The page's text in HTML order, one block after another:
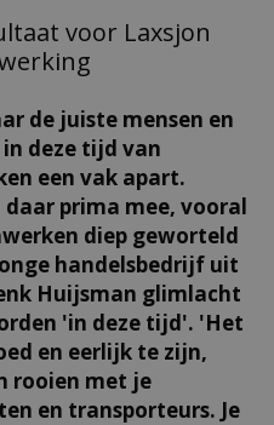
voor Laxsjon
de juiste mensen en
deze tijd van
een vak apart.
daar prima mee, vooral
diep geworteld
handelsbedrijf uit
Huijsman glimlacht
'in deze tijd'. 'Het
en eerlijk te zijn,
rooien met je
en transporteurs. Je